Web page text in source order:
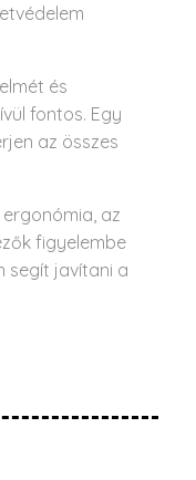
és
fontos. Egy
az összes
az
figyelembe
segít javítani a